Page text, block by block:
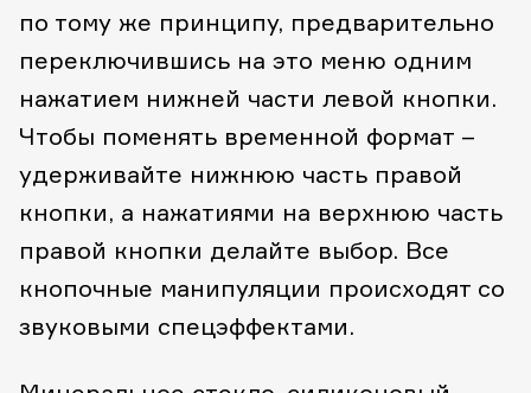
по тому же принципу, предварительно
переключившись на это меню одним
нажатием нижней части левой кнопки.
Чтобы поменять временной формат –
удерживайте нижнюю часть правой
кнопки, а нажатиями на верхнюю часть
правой кнопки делайте выбор. Все
кнопочные манипуляции происходят со
звуковыми спецэффектами.